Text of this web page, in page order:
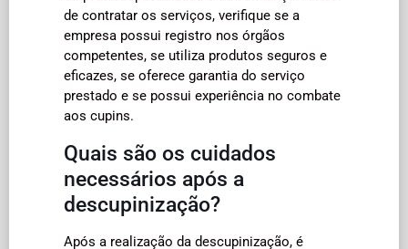
de contratar os serviços, verifique se a
empresa possui registro nos órgãos
competentes, se utiliza produtos seguros e
eficazes, se oferece garantia do serviço
prestado e se possui experiência no combate
aos cupins.
Quais são os cuidados
necessários após a
descupinização?
Após a realização da descupinização, é